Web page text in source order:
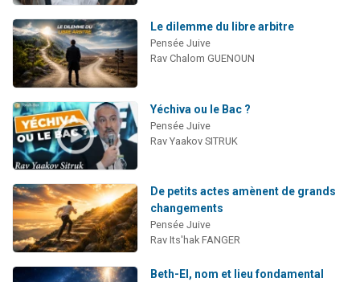
Le dilemme du libre arbitre
Pensée Juive
Rav Chalom GUENOUN
Yéchiva ou le Bac ?
Pensée Juive
Rav Yaakov SITRUK
De petits actes amènent de grands
changements
Pensée Juive
Rav Its'hak FANGER
Beth-El, nom et lieu fondamental